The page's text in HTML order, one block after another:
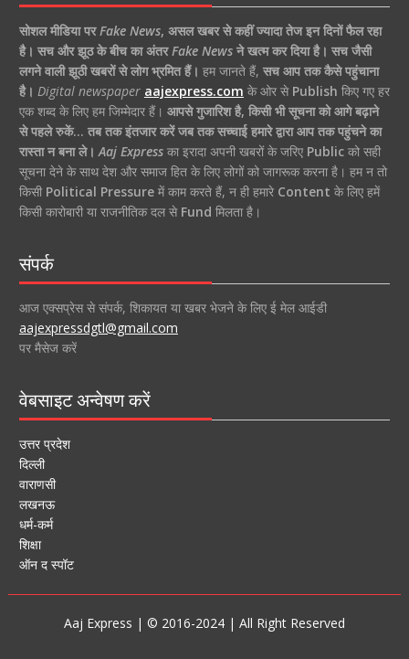
सोशल मीडिया पर Fake News, असल खबर से कहीं ज्यादा तेज इन दिनों फैल रहा
है। सच और झूठ के बीच का अंतर Fake Newsने खत्म कर दिया है। सच जैसी
लगने वाली झूठी खबरों से लोग भ्रमित हैं। हम जानते हैं, सच आप तक कैसे पहुंचाना
है। Digital newspaper aajexpress.com के ओर से Publish किए गए हर
एक शब्द के लिए हम जिम्मेदार हैं। आपसे गुजारिश है, किसी भी सूचना को आगे बढ़ाने
से पहले रुकें… तब तक इंतजार करें जब तक सच्चाई हमारे द्वारा आप तक पहुंचने का
रास्ता न बना ले। Aaj Expressका इरादा अपनी खबरों के जरिए Publicको सही
सूचना देने के साथ देश और समाज हित के लिए लोगों को जागरूक करना है। हम न तो
किसी Political Pressureमें काम करते हैं, न ही हमारे Content के लिए हमें
किसी कारोबारी या राजनीतिक दल से Fund मिलता है।
संपर्क
आज एक्सप्रेस से संपर्क, शिकायत या खबर भेजने के लिए ई मेल आईडी
aajexpressdgtl@gmail.com
पर मैसेज करें
वेबसाइट अन्वेषण करें
उत्तर प्रदेश
दिल्ली
वाराणसी
लखनऊ
धर्म-कर्म
शिक्षा
ऑन द स्पॉट
Aaj Express | © 2016-2024 | All Right Reserved